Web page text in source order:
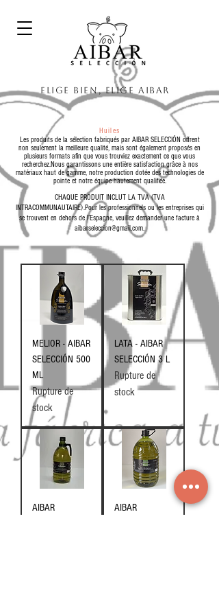
Elige bien, elige Aibar
Huiles
Les produits de la sélection fabriqués par AIBAR SELECCIÓN offrent
non seulement la meilleure qualité, mais sont également proposés en
plusieurs formats afin que vous trouviez exactement ce que vous
recherchez.Nous garantissons une entière satisfaction grâce à nos
matériaux haut de gamme, notre production dotée des technologies de
pointe et notre équipe hautement qualifiée.
CHAQUE PRODUIT INCLUT LA TVA (TVA
INTRACOMMUNAUTAIRE).Pour les professionnels ou les entreprises qui
se trouvent en dehors de l’Espagne, veuillez demander une facture à
aibarseleccion@gmail.com.
MELIOR - AIBAR
SELECCIÓN 500
ML
Rupture de
stock
LATA - AIBAR
SELECCIÓN 3 L
Rupture de
stock
AIBAR
AIBAR